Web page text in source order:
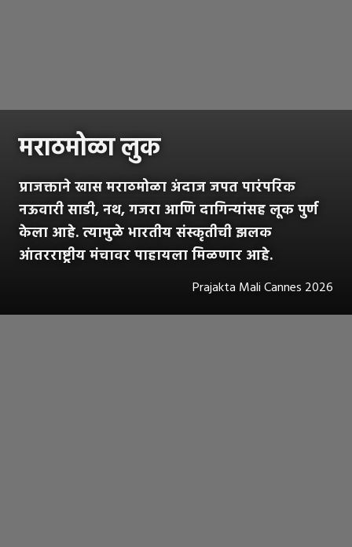
मराठमोळा लुक
प्राजक्ताने खास मराठमोळा अंदाज जपत पारंपरिक
नऊवारी साडी, नथ, गजरा आणि दागिन्यांसह लूक पुर्ण
केला आहे. त्यामुळे भारतीय संस्कृतीची झलक
आंतरराष्ट्रीय मंचावर पाहायला मिळणार आहे.
Prajakta Mali Cannes 2026